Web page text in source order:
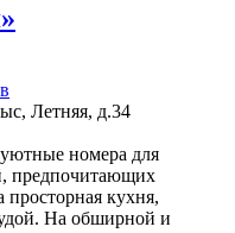
Летняя, д.34
номера для
предпочитающих
просторная кухня,
На обширной и